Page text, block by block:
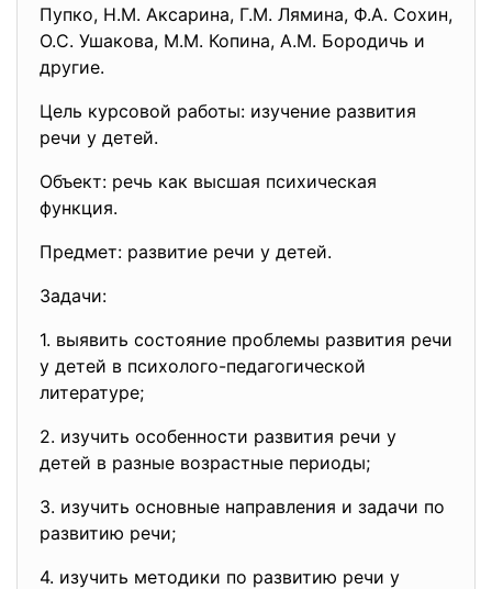
Пупко, Н.М. Аксарина, Г.М. Лямина, Ф.А. Сохин,
О.С. Ушакова, М.М. Копина, А.М. Бородичь и
другие.
Цель курсовой работы: изучение развития
речи у детей.
Объект: речь как высшая психическая
функция.
Предмет: развитие речи у детей.
Задачи:
1. выявить состояние проблемы развития речи
у детей в психолого-педагогической
литературе;
2. изучить особенности развития речи у
детей в разные возрастные периоды;
3. изучить основные направления и задачи по
развитию речи;
4. изучить методики по развитию речи у